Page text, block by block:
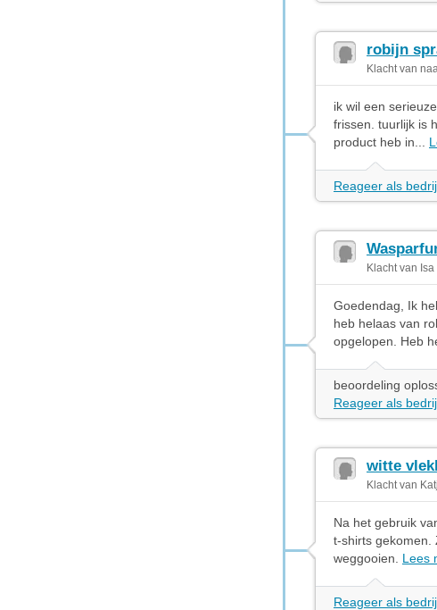
robijn
Klacht van
ik wil een
frissen. tuurlijk is
product heb in...
Reageer als
Klacht van
Goedendag, Ik
heb helaas van
opgelopen. Heb
beoordeling
Reageer als
witte
Klacht van
Na het gebruik
t-shirts gekomen.
weggooien. Lees
Reageer als